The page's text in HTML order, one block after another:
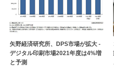
矢野経済研究所、DPS市場が拡大 -
デジタル印刷市場2021年度は4%増
と予測